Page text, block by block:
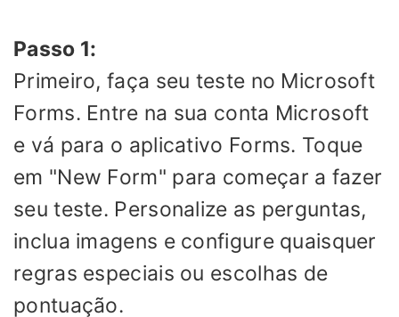
Passo 1:
Primeiro, faça seu teste no Microsoft
Forms. Entre na sua conta Microsoft
e vá para o aplicativo Forms. Toque
em "New Form" para começar a fazer
seu teste. Personalize as perguntas,
inclua imagens e configure quaisquer
regras especiais ou escolhas de
pontuação.